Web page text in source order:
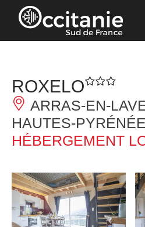
Panneau de gestion des cookies
ROXELO
ARRAS-EN-
HAUTES-
HÉBERGEMENT